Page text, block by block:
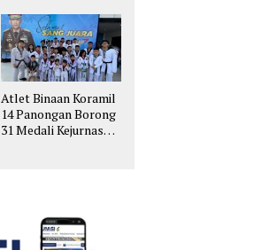
Atlet Binaan Koramil
14 Panongan Borong
31 Medali Kejurnas